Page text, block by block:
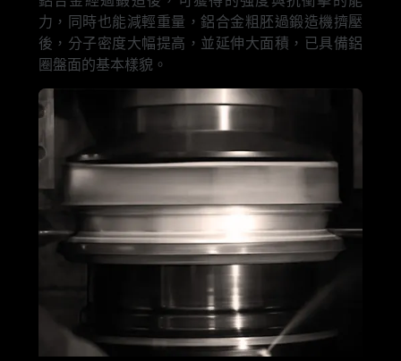
力，同時也能減輕重量，鋁合金粗胚過鍛造機擠壓
後，分子密度大幅提高，並延伸大面積，已具備鋁
圈盤面的基本樣貌。